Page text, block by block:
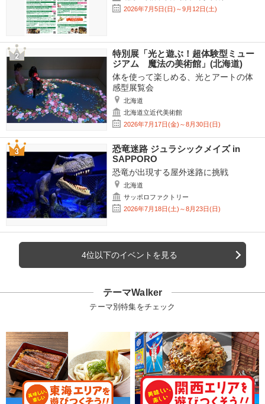
2026年7月5日(日)～9月12日(土)
特別展「光と遊ぶ！超体験型ミュー
ジアム 魔法の美術館」(北海道)
体を使って楽しめる、光とアートの体
感型展覧会
北海道
北海道立近代美術館
2026年7月17日(金)～8月30日(日)
恐竜迷路 ジュラシックメイズ in
SAPPORO
恐竜が出現する屋外迷路に挑戦
北海道
サッポロファクトリー
2026年7月18日(土)～8月23日(日)
4位以下のイベントを見る
テーマWalker
テーマ別特集をチェック